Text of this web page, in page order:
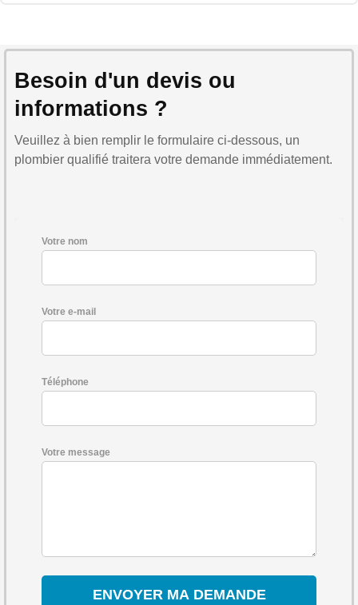
Besoin d'un devis ou
informations ?
Veuillez à bien remplir le formulaire ci-dessous, un
plombier qualifié traitera votre demande immédiatement.
Votre nom
Votre e-mail
Téléphone
Votre message